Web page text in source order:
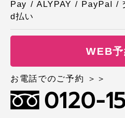
Pay / ALYPAY / PayPal /
d払い
WEB
お電話でのご予約 ＞＞
0120-